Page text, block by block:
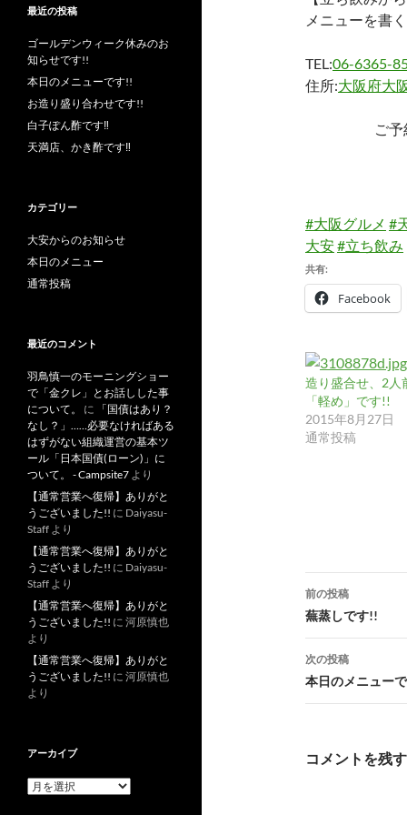
メニューを書
TEL:06-6365-
住所:大阪府大
ご
#大阪グルメ #
大安#立ち飲み
共有:
Facebook
造り盛合せ、2人
「軽め」です!!
2015年8月27日
通常投稿
投
稿
ナ
ビ
ゲ
前の投稿
蕪蒸しです!!
次の投稿
本日のメニュー
コメントを残す
最近の投稿
ゴールデンウィーク休みのお
知らせです!!
本日のメニューです!!
お造り盛り合わせです!!
白子ぽん酢です‼︎
天満店、かき酢です‼︎
カテゴリー
大安からのお知らせ
本日のメニュー
通常投稿
最近のコメント
羽鳥慎一のモーニングショー
で「金クレ」とお話しした事
について。
に
「国債はあり？
なし？」……必要なければある
はずがない組織運営の基本ツ
ール「日本国債(ローン)」に
ついて。 - Campsite7 より
【通常営業へ復帰】ありがと
うございました!! に Daiyasu-
Staff より
【通常営業へ復帰】ありがと
うございました!! に Daiyasu-
Staff より
【通常営業へ復帰】ありがと
うございました!! に 河原慎也
より
【通常営業へ復帰】ありがと
うございました!! に 河原慎也
より
アーカイブ
ア